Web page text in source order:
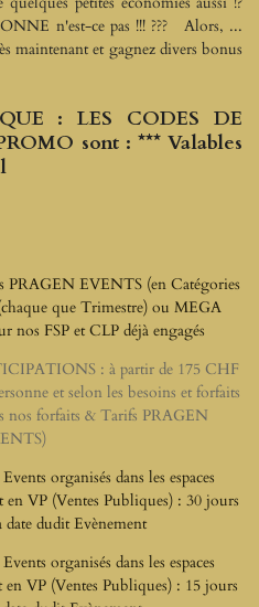
n'est-ce pas !!! ??? Alors, ...
maintenant et gagnez divers bonus
: LES CODES DE
sont : *** Valables
PRAGEN EVENTS (en Catégories
que Trimestre) ou MEGA
nos FSP et CLP déjà engagés
: à partir de 175 CHF
et selon les besoins et forfaits
nos forfaits & Tarifs PRAGEN
organisés dans les espaces
en VP (Ventes Publiques) : 30 jours
date dudit Evènement
organisés dans les espaces
VP (Ventes Publiques) : 15 jours